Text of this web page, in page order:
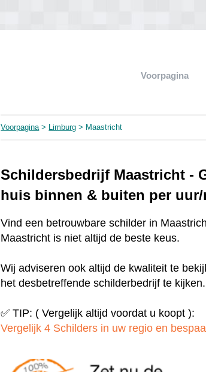
Voorpagina
Voorpagina> Limburg > Maastricht
Schildersbedrijf Maastricht -
huis binnen & buiten per uur/
Vind een betrouwbare schilder in
Maastricht is niet altijd de beste keus.
Wij adviseren ook altijd de kwaliteit te
het desbetreffende schilderbedrijf te kijken.
✅ TIP: ( Vergelijk altijd voordat u koopt ):
Vergelijk 4 Schilders in uw regio en